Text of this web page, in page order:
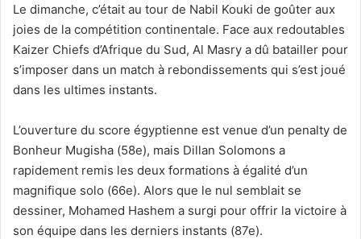
Le dimanche, c’était au tour de Nabil Kouki de goûter aux
joies de la compétition continentale. Face aux redoutables
Kaizer Chiefs d’Afrique du Sud, Al Masry a dû batailler pour
s’imposer dans un match à rebondissements qui s’est joué
dans les ultimes instants.
L’ouverture du score égyptienne est venue d’un penalty de
Bonheur Mugisha (58e), mais Dillan Solomons a
rapidement remis les deux formations à égalité d’un
magnifique solo (66e). Alors que le nul semblait se
dessiner, Mohamed Hashem a surgi pour offrir la victoire à
son équipe dans les derniers instants (87e).